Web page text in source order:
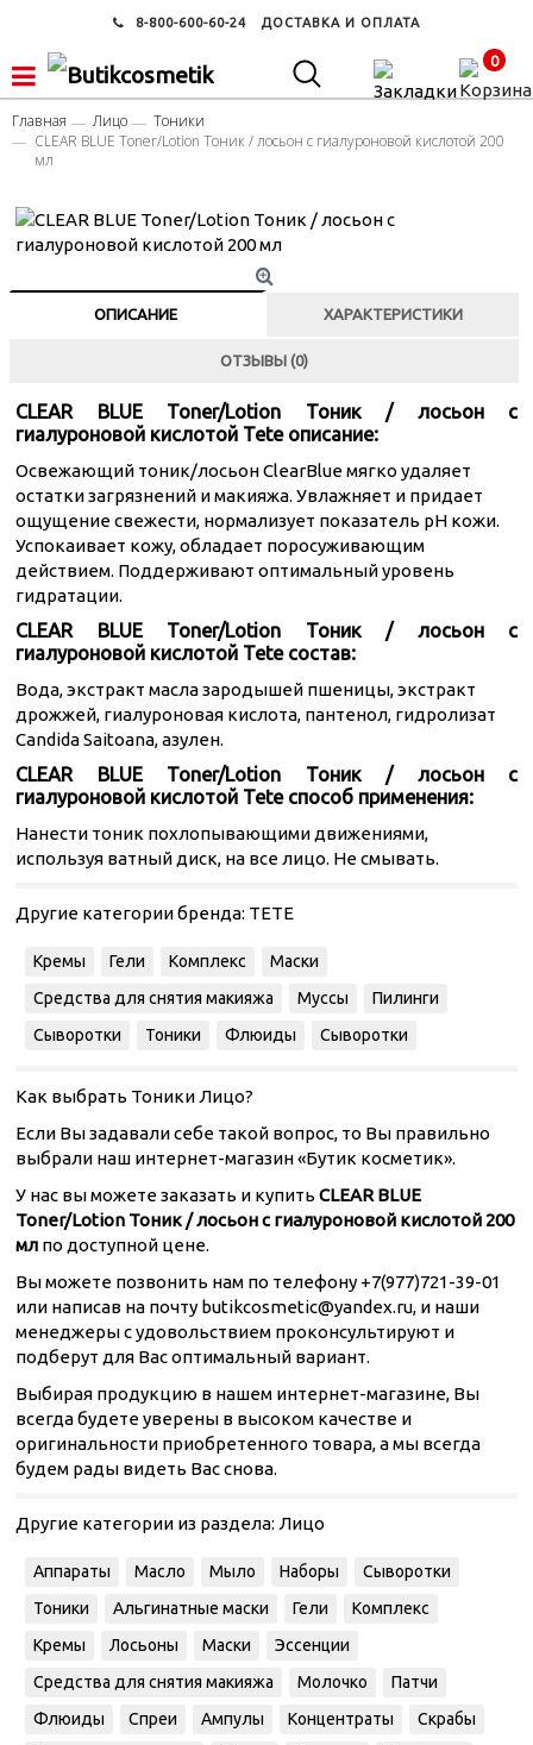
8-800-600-60-24 ДОСТАВКА И ОПЛАТА
0
Главная Лицо
Тоники
CLEAR BLUE Toner/Lotion Тоник / лосьон с гиалуроновой кислотой 200
мл
ОПИСАНИЕ ХАРАКТЕРИСТИКИ
ОТЗЫВЫ (0)
CLEAR BLUE Toner/Lotion Тоник / лосьон с
гиалуроновой кислотой Tete описание:
Освежающий тоник/лосьон ClearBlue мягко удаляет
остатки загрязнений и макияжа. Увлажняет и придает
ощущение свежести, нормализует показатель pH кожи.
Успокаивает кожу, обладает поросуживающим
действием. Поддерживают оптимальный уровень
гидратации.
CLEAR BLUE Toner/Lotion Тоник / лосьон с
гиалуроновой кислотой Tete состав:
Вода, экстракт масла зародышей пшеницы, экстракт
дрожжей, гиалуроновая кислота, пантенол, гидролизат
Candida Saitoana, азулен.
CLEAR BLUE Toner/Lotion Тоник / лосьон с
гиалуроновой кислотой Tete способ применения:
Нанести тоник похлопывающими движениями,
используя ватный диск, на все лицо. Не смывать.
Другие категории бренда: TETE
Кремы Гели Комплекс
Маски
Средства для снятия макияжа
Муссы
Пилинги
Сыворотки
Тоники Флюиды Сыворотки
Как выбрать Тоники Лицо?
Если Вы задавали себе такой вопрос, то Вы правильно
выбрали наш интернет-магазин «Бутик косметик».
У нас вы можете заказать и купить CLEAR BLUE
Toner/Lotion Тоник / лосьон с гиалуроновой кислотой 200
мл по доступной цене.
Вы можете позвонить нам по телефону +7(977)721-39-01
или написав на почту butikcosmetic@yandex.ru, и наши
менеджеры с удовольствием проконсультируют и
подберут для Вас оптимальный вариант.
Выбирая продукцию в нашем интернет-магазине, Вы
всегда будете уверены в высоком качестве и
оригинальности приобретенного товара, а мы всегда
будем рады видеть Вас снова.
Другие категории из раздела: Лицо
Аппараты Масло Мыло Наборы
Сыворотки
Тоники
Альгинатные маски Гели
Комплекс
Кремы
Лосьоны Маски
Эссенции
Средства для снятия макияжа
Молочко
Патчи
Флюиды
Спреи Ампулы Концентраты
Скрабы